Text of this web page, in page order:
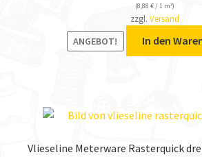
(8,88 €/ 1 m²)
zzgl. Versand
ANGEBOT! In den
Vlieseline Meterware Rasterquick